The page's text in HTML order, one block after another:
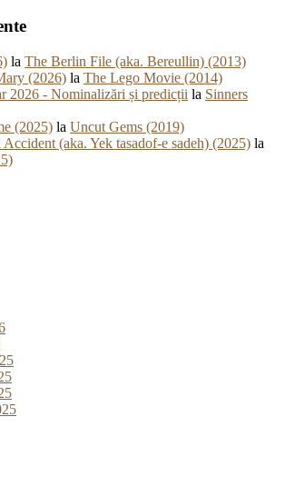
la The Berlin File (aka. Bereullin) (2013)
(2026) la The Lego Movie (2014)
2026 - Nominalizări și predicții la Sinners
(2025) la Uncut Gems (2019)
Accident (aka. Yek tasadof-e sadeh) (2025) la